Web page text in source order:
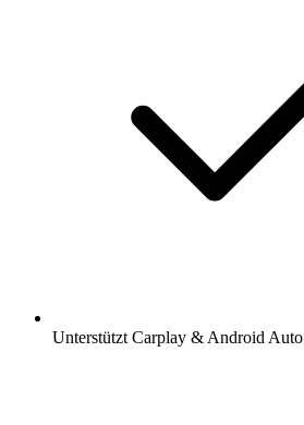
Unterstützt Carplay & Android Auto